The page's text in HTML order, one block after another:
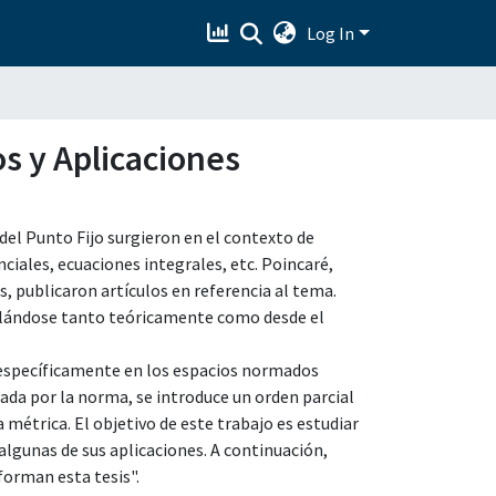
Log In
y Aplicaciones
Punto Fijo surgieron en el contexto de
ecuaciones integrales, etc. Poincaré,
publicaron artículos en referencia al tema.
tanto teóricamente como desde el
en los espacios normados
por la norma, se introduce un orden parcial
El objetivo de este trabajo es estudiar
de sus aplicaciones. A continuación,
esta tesis".